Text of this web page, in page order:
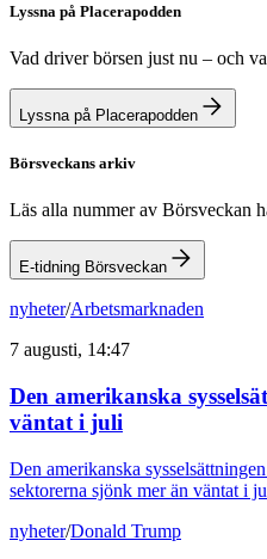
Lyssna på Placerapodden
Vad driver börsen just nu – och
Lyssna på Placerapodden
Börsveckans arkiv
Läs alla nummer av Börsveckan
E-tidning Börsveckan
nyheter/Arbetsmarknaden
7 augusti, 14:47
Den amerikanska
väntat i juli
Den amerikanska
sektorerna sjönk mer än väntat i
nyheter/Donald Trump